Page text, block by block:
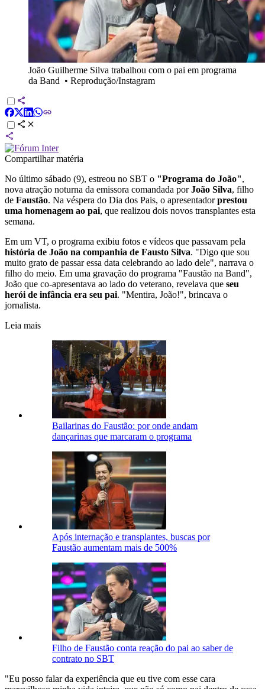
João Guilherme Silva trabalhou com o pai em programa
da Band • Reprodução/Instagram
Compartilhar matéria
No último sábado (9), estreou no SBT o "Programa do João",
nova atração noturna da emissora comandada porJoão Silva, filho
de Faustão. Na véspera do Dia dos Pais, o apresentadorprestou
uma homenagem ao pai, que realizou dois novos transplantes esta
semana.
Em um VT, o programa exibiu fotos e vídeos que passavam pela
história de João na companhia de Fausto Silva. "Digo que sou
muito grato de passar essa data celebrando ao lado dele", narrava o
filho do meio. Em uma gravação do programa "Faustão na Band",
João que co-apresentava ao lado do veterano, revelava que seu
herói de infância era seu pai. "Mentira, João!", brincava o
jornalista.
Leia mais
Bailarinas do Faustão: por onde andam
dançarinas que marcaram o programa
Após internação e transplantes, buscas por
Faustão aumentam mais de 500%
Filho de Faustão conta reação do pai ao saber de
contrato no SBT
"Eu posso falar da experiência que eu tive com esse cara